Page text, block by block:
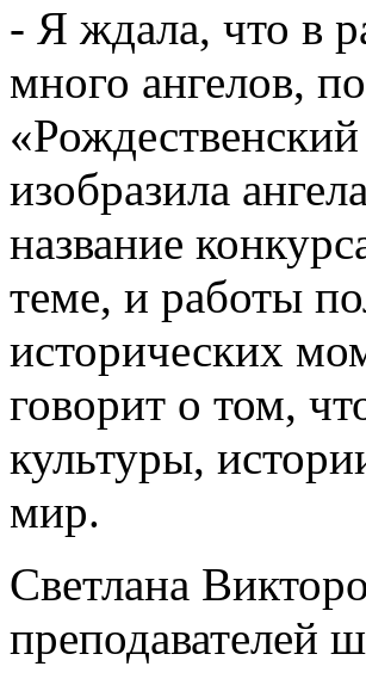
- Я ждала, что в
много ангелов,
изобразила
название
теме, и работы
исторических
говорит о том,
культуры,
мир.
Светлана
преподавателей